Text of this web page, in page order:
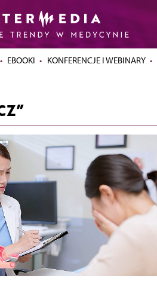
EBOOKI KONFERENCJE I WEBINARY